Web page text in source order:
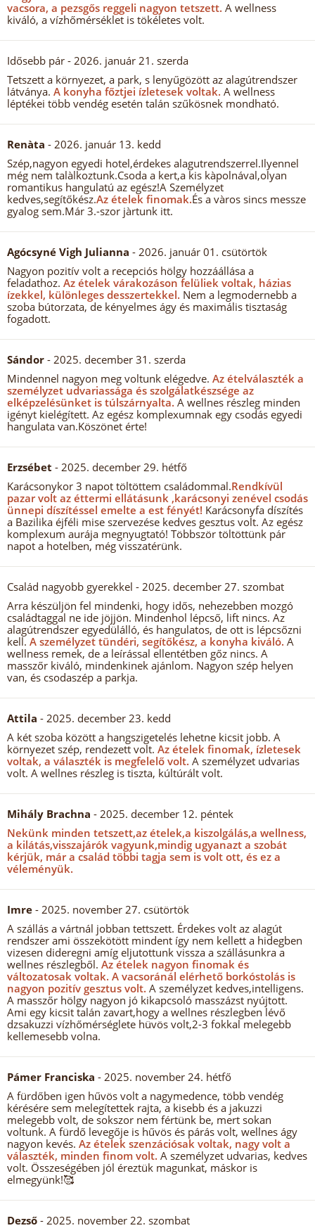
vacsora, a pezsgős reggeli nagyon tetszett. A wellness
kiváló, a vízhőmérséklet is tökéletes volt.
Idősebb pár - 2026. január 21. szerda
Tetszett a környezet, a park, s lenyűgözött az alagútrendszer
látványa. A konyha főztjei ízletesek voltak. A wellness
léptékei több vendég esetén talán szűkösnek mondható.
Renàta - 2026. január 13. kedd
Szép,nagyon egyedi hotel,érdekes alagutrendszerrel.Ilyennel
még nem talàlkoztunk.Csoda a kert,a kis kàpolnával,olyan
romantikus hangulatú az egész!A Személyzet
kedves,segítőkész.Az ételek finomak.És a vàros sincs messze
gyalog sem.Már 3.-szor jàrtunk itt.
Agócsyné Vigh Julianna - 2026. január 01. csütörtök
Nagyon pozitív volt a recepciós hölgy hozzáállása a
feladathoz. Az ételek várakozáson felüliek voltak, házias
ízekkel, különleges desszertekkel. Nem a legmodernebb a
szoba bútorzata, de kényelmes ágy és maximális tisztaság
fogadott.
Sándor - 2025. december 31. szerda
Mindennel nagyon meg voltunk elégedve. Az ételválaszték a
személyzet udvariassága és szolgálatkészsége az
elképzelésünket is túlszárnyalta. A wellnes részleg minden
igényt kielégített. Az egész komplexumnak egy csodás egyedi
hangulata van.Köszönet érte!
Erzsébet - 2025. december 29. hétfő
Karácsonykor 3 napot töltöttem családommal.Rendkívül
pazar volt az éttermi ellátásunk ,karácsonyi zenével csodás
ünnepi díszítéssel emelte a est fényét! Karácsonyfa díszítés
a Bazilika éjféli mise szervezése kedves gesztus volt. Az egész
komplexum aurája megnyugtató! Többször töltöttünk pár
napot a hotelben, még visszatérünk.
Család nagyobb gyerekkel - 2025. december 27. szombat
Arra készüljön fel mindenki, hogy idős, nehezebben mozgó
családtaggal ne ide jöjjön. Mindenhol lépcső, lift nincs. Az
alagútrendszer egyedülálló, és hangulatos, de ott is lépcsőzni
kell. A személyzet tündéri, segítőkész, a konyha kiváló. A
wellness remek, de a leírással ellentétben gőz nincs. A
masszőr kiváló, mindenkinek ajánlom. Nagyon szép helyen
van, és csodaszép a parkja.
Attila - 2025. december 23. kedd
A két szoba között a hangszigetelés lehetne kicsit jobb. A
környezet szép, rendezett volt. Az ételek finomak, ízletesek
voltak, a választék is megfelelő volt. A személyzet udvarias
volt. A wellnes részleg is tiszta, kúltúrált volt.
Mihály Brachna - 2025. december 12. péntek
Nekünk minden tetszett,az ételek,a kiszolgálás,a wellness,
a kilátás,visszajárók vagyunk,mindig ugyanazt a szobát
kérjük, már a család többi tagja sem is volt ott, és ez a
véleményük.
Imre - 2025. november 27. csütörtök
A szállás a vártnál jobban tettszett. Érdekes volt az alagút
rendszer ami összekötött mindent így nem kellett a hidegben
vizesen dideregni amíg eljutottunk vissza a szállásunkra a
wellnes részlegből. Az ételek nagyon finomak és
változatosak voltak. A vacsoránál elérhető borkóstolás is
nagyon pozitív gesztus volt. A személyzet kedves,intelligens.
A masszőr hölgy nagyon jó kikapcsoló masszázst nyújtott.
Ami egy kicsit talán zavart,hogy a wellnes részlegben lévő
dzsakuzzi vízhőmérséglete hüvös volt,2-3 fokkal melegebb
kellemesebb volna.
Pámer Franciska - 2025. november 24. hétfő
A fürdőben igen hűvös volt a nagymedence, több vendég
kérésére sem melegítettek rajta, a kisebb és a jakuzzi
melegebb volt, de sokszor nem fértünk be, mert sokan
voltunk. A fürdő levegője is hűvös és párás volt, wellnes ágy
nagyon kevés. Az ételek szenzációsak voltak, nagy volt a
választék, minden finom volt. A személyzet udvarias, kedves
volt. Összeségében jól éreztük magunkat, máskor is
elmegyünk!🥰
Dezső - 2025. november 22. szombat